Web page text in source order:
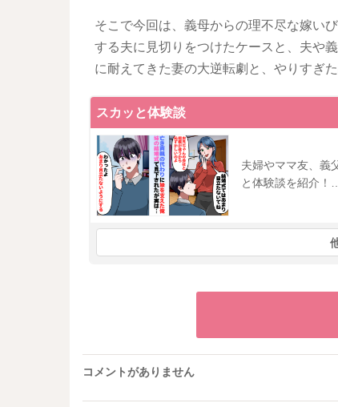
そこで今回は、義母からの理不尽な嫁い
する夫に見切りをつけたケースと、夫や
に耐えてきた妻の大逆転劇と、やりすぎ
スカッと体験談
夫婦やママ友、義
と体験談を紹介！…
コメントがありません